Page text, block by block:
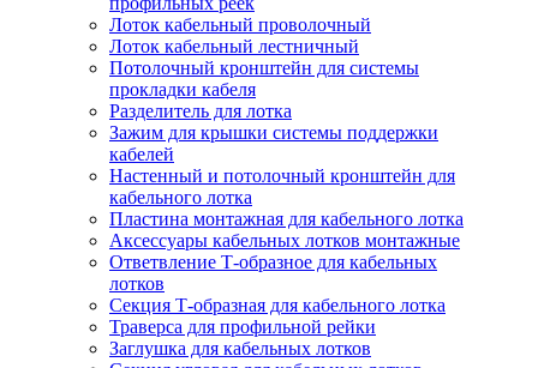
Лоток кабельный проволочный
Лоток кабельный лестничный
Потолочный кронштейн для системы
прокладки кабеля
Разделитель для лотка
Зажим для крышки системы поддержки
кабелей
Настенный и потолочный кронштейн для
кабельного лотка
Пластина монтажная для кабельного лотка
Аксессуары кабельных лотков монтажные
Ответвление Т-образное для кабельных
лотков
Секция Т-образная для кабельного лотка
Траверса для профильной рейки
Заглушка для кабельных лотков